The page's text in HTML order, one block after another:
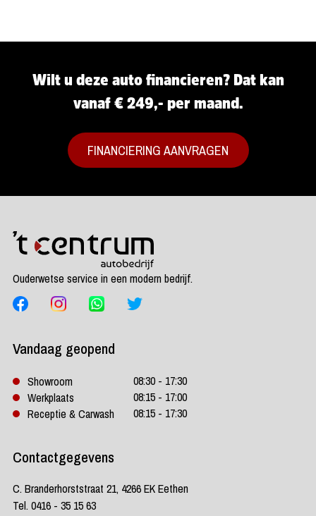
Wilt u deze auto financieren? Dat kan
vanaf € 249,- per maand.
FINANCIERING AANVRAGEN
Ouderwetse service in een modern bedrijf.
Vandaag geopend
Showroom
08:30 - 17:30
Werkplaats
08:15 - 17:00
Receptie & Carwash
08:15 - 17:30
Contactgegevens
C. Branderhorststraat 21, 4266 EK Eethen
Tel. 0416 - 35 15 63